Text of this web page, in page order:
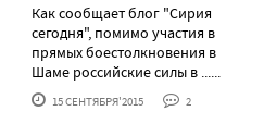
Как сообщает блог "Сирия
сегодня", помимо участия в
прямых боестолкновения в
Шаме российские силы в ......
15 СЕНТЯБРЯ'2015 2